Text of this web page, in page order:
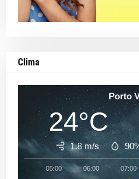
Clima
Porto
24°C
1.8 m/s
05:00 06:00 07:00